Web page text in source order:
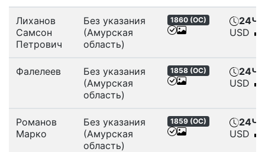
Лиханов
Самсон
Петрович
Без указания
(Амурская
область)
1860 (ОС) 24Ч
USD
Фалелеев
Без указания
(Амурская
область)
1858 (ОС) 24Ч
USD
Романов
Марко
Без указания
(Амурская
область)
1859 (ОС) 24Ч
USD